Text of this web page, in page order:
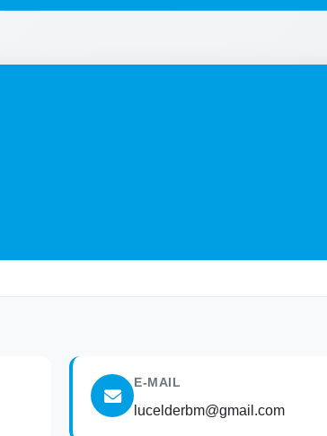
E-MAIL
lucelderbm@gmail.com